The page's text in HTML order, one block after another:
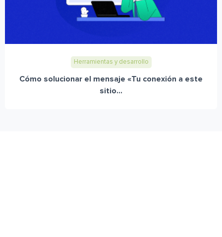
Herramientas y desarrollo
Cómo solucionar el mensaje «Tu conexión a este
sitio...